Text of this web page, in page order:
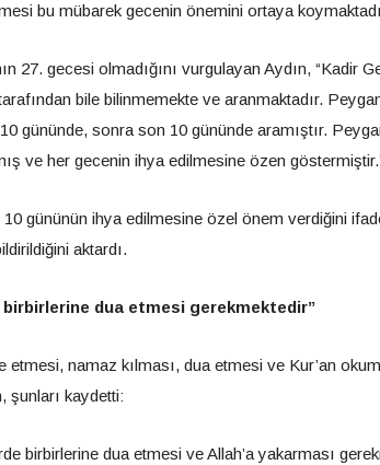
bu mübarek gecenin önemini ortaya
27. gecesi olmadığını vurgulayan Aydın, “Kadir
bile bilinmemekte ve aranmaktadır.
gününde, sonra son 10 gününde aramıştır.
ve her gecenin ihya edilmesine özen
gününün ihya edilmesine özel önem verdiğini
aktardı.
dua etmesi gerekmektedir”
etmesi, namaz kılması, dua etmesi ve Kur’an
şunları kaydetti:
birbirlerine dua etmesi ve Allah’a yakarması